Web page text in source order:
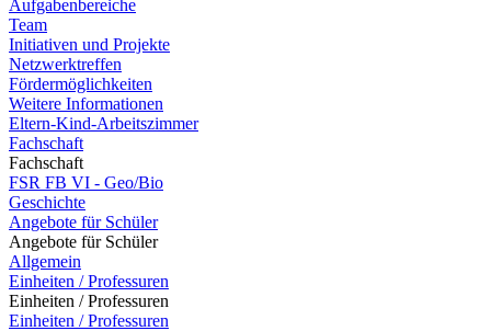
Aufgabenbereiche
Team
Initiativen und Projekte
Netzwerktreffen
Fördermöglichkeiten
Weitere Informationen
Eltern-Kind-Arbeitszimmer
Fachschaft
Fachschaft
FSR FB VI - Geo/Bio
Geschichte
Angebote für Schüler
Angebote für Schüler
Allgemein
Einheiten / Professuren
Einheiten / Professuren
Einheiten / Professuren